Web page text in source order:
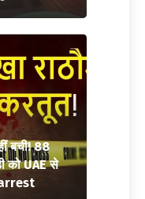
बची! 88
को UAE से